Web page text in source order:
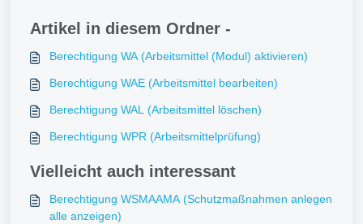
Artikel in diesem Ordner -
Berechtigung WA (Arbeitsmittel (Modul) aktivieren)
Berechtigung WAE (Arbeitsmittel bearbeiten)
Berechtigung WAL (Arbeitsmittel löschen)
Berechtigung WPR (Arbeitsmittelprüfung)
Vielleicht auch interessant
Berechtigung WSMAAMA (Schutzmaßnahmen anlegen
alle anzeigen)